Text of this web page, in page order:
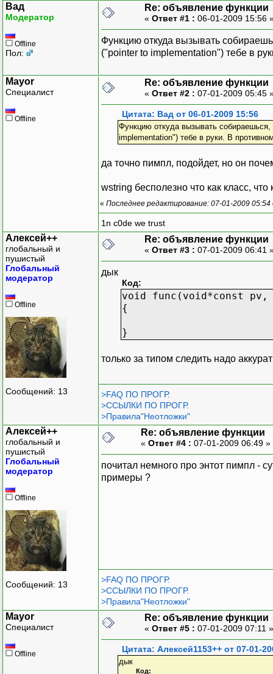
Вад
Модератор
Offline
Пол:
Re: объявление функции
« Ответ #1 : 06-01-2009 15:56
Функцию откуда вызывать
("pointer to implementation") тебе в
Mayor
Специалист
Offline
Re: объявление функции
« Ответ #2 : 07-01-2009 05:45
Цитата: Вад от 06-01-2009 15:56
Функцию откуда вызывать
implementation") тебе в руки. В
да точно пимпл, подойдет, но он
wstring бесполезно что как класс, что
« Последнее редактирование: 07-01-2009
1n c0de we trust
Алексей++
глобальный и
пушистый
Глобальный
модератор
Offline
Сообщений: 13
Re: объявление функции
« Ответ #3 : 07-01-2009 06:41
дык
Код:
void func(void*const pv,
{
}
только за типом следить надо
>FAQ ПО ПРОГР.
>ССЫЛКИ ПО ПРОГР.
>Правила"Неотложки"
Алексей++
глобальный и
пушистый
Глобальный
модератор
Offline
Сообщений: 13
Re: объявление функции
« Ответ #4 : 07-01-2009 06:49 »
почитал немного про энтот пимпл -
примеры ?
>FAQ ПО ПРОГР.
>ССЫЛКИ ПО ПРОГР.
>Правила"Неотложки"
Mayor
Специалист
Offline
Re: объявление функции
« Ответ #5 : 07-01-2009 07:11
Цитата: Алексей1153++ от 07-01-
дык
Код: